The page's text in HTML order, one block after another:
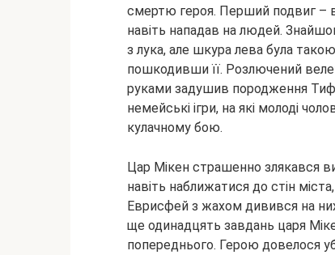
смертю героя. Перший подвиг –
навіть нападав на людей.
з лука, але шкура лева була
пошкодивши її. Розлючений
руками задушив породження
немейські ігри, на які молоді
кулачному бою.
Цар Мікен страшенно злякався
навіть наближатися до стін
Еврисфей з жахом дивився на
ще одинадцять завдань царя
попереднього. Герою довелося